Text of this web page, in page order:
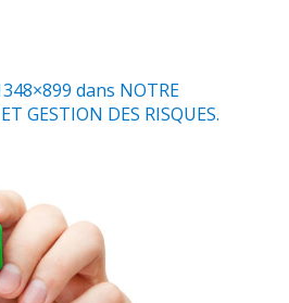
dans NOTRE
GESTION DES RISQUES.